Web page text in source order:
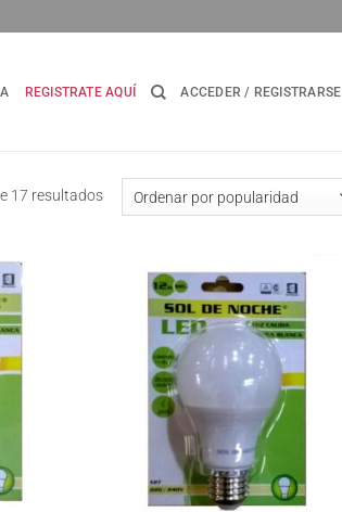
REGISTRATE AQUÍ ACCEDER / REGISTRARSE
17 resultadosOrdenado
por